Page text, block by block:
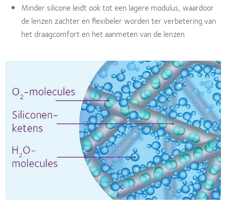
Minder silicone leidt ook tot een lagere modulus, waardoor
de lenzen zachter en flexibeler worden ter verbetering van
het draagcomfort en het aanmeten van de lenzen